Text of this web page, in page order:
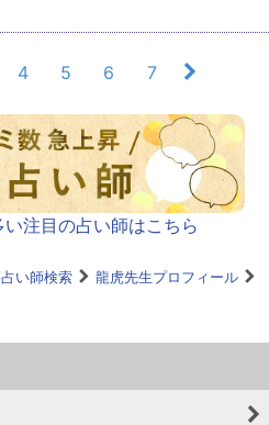
4 5 6 7
注目の占い師はこちら
い師検索
龍虎先生プロフィール